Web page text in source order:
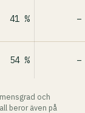
41 % –
54 % –
och
beror även på